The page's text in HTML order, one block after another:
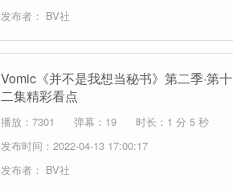
发布者： BV社
Vomic《并不是我想当秘书》第二季·第十
二集精彩看点
播放：7301 弹幕：19
时长：1 分 5 秒
发布时间：2022-04-13 17:00:17
发布者： BV社